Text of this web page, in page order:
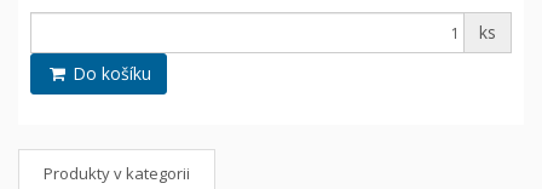
ks
Do košíku
Produkty v kategorii